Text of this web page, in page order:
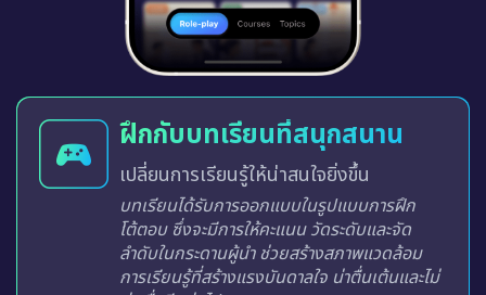
ฝึกกับบทเรียนที่สนุกสนาน
เปลี่ยนการเรียนรู้ให้น่าสนใจยิ่งขึ้น
บทเรียนได้รับการออกแบบในรูปแบบการฝึก
โต้ตอบ ซึ่งจะมีการให้คะแนน วัดระดับและจัด
ลำดับในกระดานผู้นำ ช่วยสร้างสภาพแวดล้อม
การเรียนรู้ที่สร้างแรงบันดาลใจ น่าตื่นเต้นและไม่